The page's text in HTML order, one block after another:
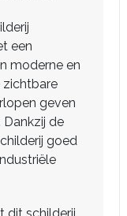
een
moderne en
zichtbare
geven
Dankzij de
goed